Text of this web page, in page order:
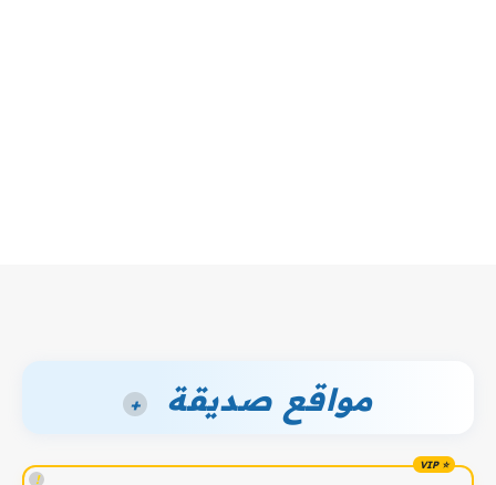
مواقع صديقة +
!